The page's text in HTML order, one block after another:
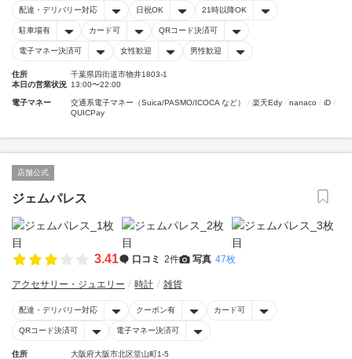
配達・デリバリー対応 日祝OK 21時以降OK
駐車場有 カード可 QRコード決済可
電子マネー決済可 女性歓迎 男性歓迎
住所
千葉県四街道市物井1803-1
本日の営業状況 13:00〜22:00
電子マネー 交通系電子マネー（Suica/PASMO/ICOCA など） 楽天Edy nanaco
iD
QUICPay
店舗公式
ジェムパレス
3.41 口コミ 2件 写真 47枚
アクセサリー・ジュエリー 時計 雑貨
配達・デリバリー対応 クーポン有 カード可
QRコード決済可 電子マネー決済可
住所
大阪府大阪市北区堂山町1-5